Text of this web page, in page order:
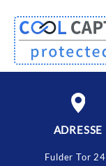
ADRESSE
Fulder Tor